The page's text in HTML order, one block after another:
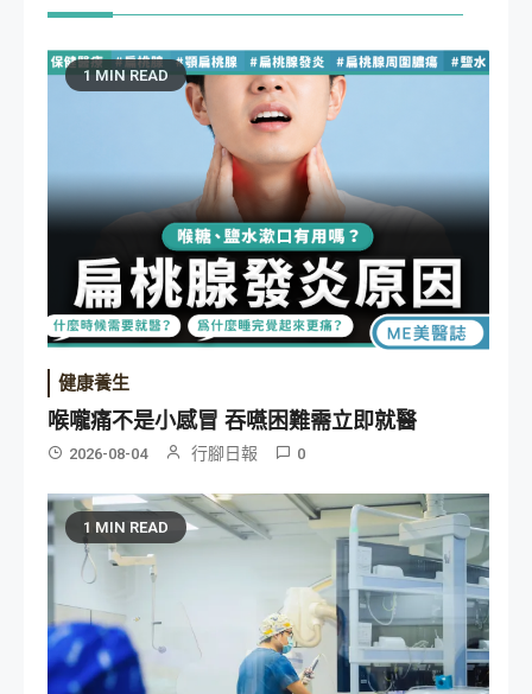
1 MIN READ
健康養生
喉嚨痛不是小感冒 吞嚥困難需立即就醫
2026-08-04 行腳日報 0
1 MIN READ